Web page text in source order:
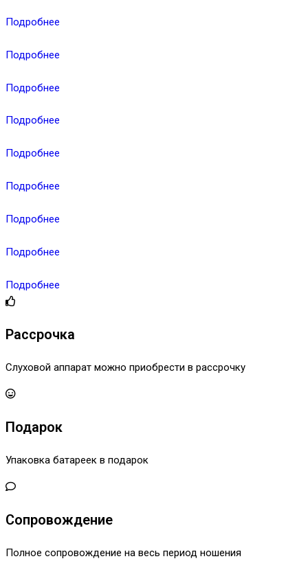
Подробнее
Подробнее
Подробнее
Подробнее
Подробнее
Подробнее
Подробнее
Подробнее
Подробнее
Рассрочка
Слуховой аппарат можно приобрести в рассрочку
Подарок
Упаковка батареек в подарок
Сопровождение
Полное сопровождение на весь период ношения